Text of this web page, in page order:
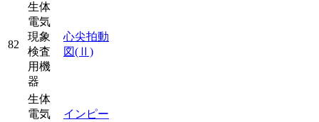
82
生体
電気
現象
検査
用機
器
心尖拍動
図(Ⅱ)
生体
電気
インピー